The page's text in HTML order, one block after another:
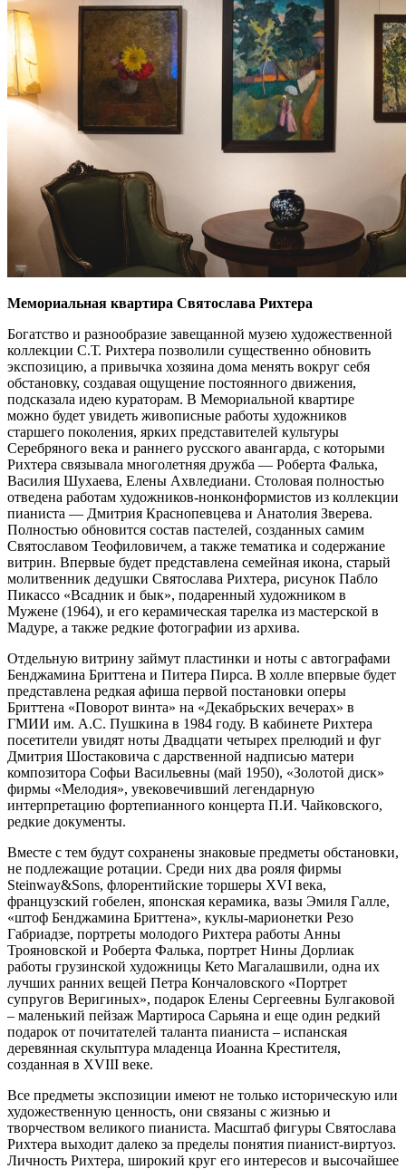
Мемориальная квартира Святослава Рихтера
Богатство и разнообразие завещанной музею художественной
коллекции С.Т. Рихтера позволили существенно обновить
экспозицию, а привычка хозяина дома менять вокруг себя
обстановку, создавая ощущение постоянного движения,
подсказала идею кураторам. В Мемориальной квартире
можно будет увидеть живописные работы художников
старшего поколения, ярких представителей культуры
Серебряного века и раннего русского авангарда, с которыми
Рихтера связывала многолетняя дружба — Роберта Фалька,
Василия Шухаева, Елены Ахвледиани. Столовая полностью
отведена работам художников-нонконформистов из коллекции
пианиста — Дмитрия Краснопевцева и Анатолия Зверева.
Полностью обновится состав пастелей, созданных самим
Святославом Теофиловичем, а также тематика и содержание
витрин. Впервые будет представлена семейная икона, старый
молитвенник дедушки Святослава Рихтера, рисунок Пабло
Пикассо «Всадник и бык», подаренный художником в
Мужене (1964), и его керамическая тарелка из мастерской в
Мадуре, а также редкие фотографии из архива.
Отдельную витрину займут пластинки и ноты с автографами
Бенджамина Бриттена и Питера Пирса. В холле впервые будет
представлена редкая афиша первой постановки оперы
Бриттена «Поворот винта» на «Декабрьских вечерах» в
ГМИИ им. А.С. Пушкина в 1984 году. В кабинете Рихтера
посетители увидят ноты Двадцати четырех прелюдий и фуг
Дмитрия Шостаковича с дарственной надписью матери
композитора Софьи Васильевны (май 1950), «Золотой диск»
фирмы «Мелодия», увековечивший легендарную
интерпретацию фортепианного концерта П.И. Чайковского,
редкие документы.
Вместе с тем будут сохранены знаковые предметы обстановки,
не подлежащие ротации. Среди них два рояля фирмы
Steinway&Sons, флорентийские торшеры XVI века,
французский гобелен, японская керамика, вазы Эмиля Галле,
«штоф Бенджамина Бриттена», куклы-марионетки Резо
Габриадзе, портреты молодого Рихтера работы Анны
Трояновской и Роберта Фалька, портрет Нины Дорлиак
работы грузинской художницы Кето Магалашвили, одна их
лучших ранних вещей Петра Кончаловского «Портрет
супругов Веригиных», подарок Елены Сергеевны Булгаковой
– маленький пейзаж Мартироса Сарьяна и еще один редкий
подарок от почитателей таланта пианиста – испанская
деревянная скульптура младенца Иоанна Крестителя,
созданная в XVIII веке.
Все предметы экспозиции имеют не только историческую или
художественную ценность, они связаны с жизнью и
творчеством великого пианиста. Масштаб фигуры Святослава
Рихтера выходит далеко за пределы понятия пианист-виртуоз.
Личность Рихтера, широкий круг его интересов и высочайшее